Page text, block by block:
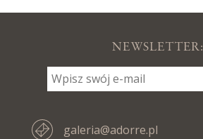
NEWSLETTER:
galeria@adorre.pl